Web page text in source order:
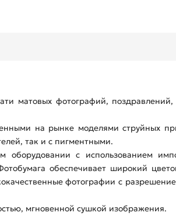
матовых фотографий, поздравлений,
на рынке моделями струйных
так и с пигментными.
оборудовании с использованием
обеспечивает широкий
фотографии с
мгновенной сушкой изображения.